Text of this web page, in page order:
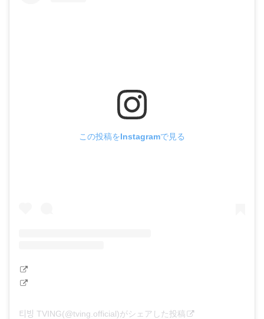
この投稿をInstagramで見る
티빙 TVING(@tving.official)がシェアした投稿